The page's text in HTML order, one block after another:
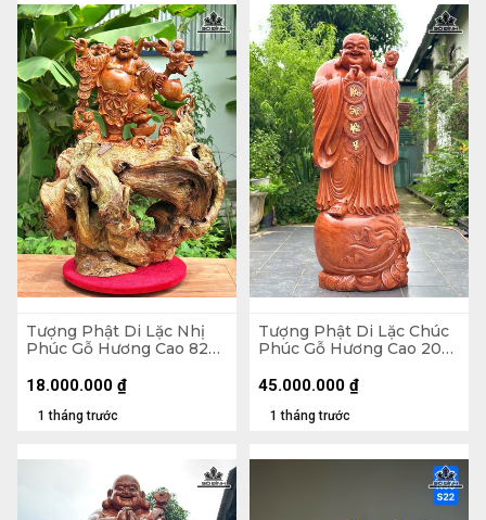
Tượng Phật Di Lặc Nhị
Phúc Gỗ Hương Cao 82
1 tháng trước
18.000.000 ₫
Tượng Phật Di Lặc Chúc
Phúc Gỗ Hương Cao 200
1 tháng trước
45.000.000 ₫